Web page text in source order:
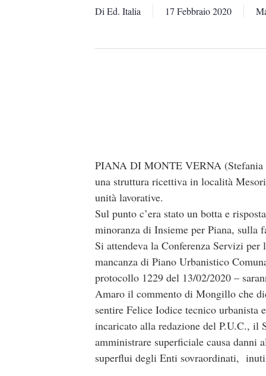
Di Ed. Italia 17 Febbraio 2020
PIANA DI MONTE VERNA (Stefania
una struttura ricettiva in località
unità lavorative.
Sul punto c’era stato un botta e
minoranza di Insieme per Piana,
Si attendeva la Conferenza Servizi per
mancanza di Piano Urbanistico
protocollo 1229 del 13/02/2020 –
Amaro il commento di Mongillo che
sentire Felice Iodice tecnico
incaricato alla redazione del P.U.C., il
amministrare superficiale causa
superflui degli Enti sovraordinati,